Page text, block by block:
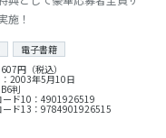
施！
電子書籍
円（税込）
2003年5月10日
判
ド10：4901926519
ド13：9784901926515